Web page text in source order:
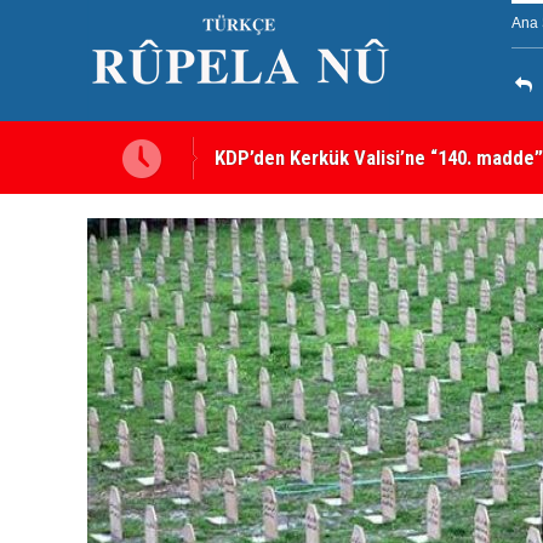
Ana
KDP’den Kerkük Valisi’ne “140.
Kerkük’te Kürt partilerden 7 maddelik